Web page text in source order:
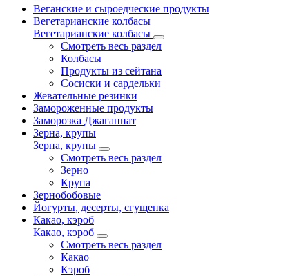
Веганские и сыроедческие продукты
Вегетарианские колбасы
Вегетарианские колбасы
Смотреть весь раздел
Колбасы
Продукты из сейтана
Сосиски и сардельки
Жевательные резинки
Замороженные продукты
Заморозка Джаганнат
Зерна, крупы
Зерна, крупы
Смотреть весь раздел
Зерно
Крупа
Зернобобовые
Йогурты, десерты, сгущенка
Какао, кэроб
Какао, кэроб
Смотреть весь раздел
Какао
Кэроб